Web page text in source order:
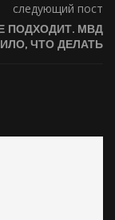
следующий пост
ПОДХОДИТ. МВД
ЧТО ДЕЛАТЬ